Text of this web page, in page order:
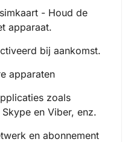
- Houd de
apparaat.
bij aankomst.
apparaten
zoals
en Viber, enz.
en abonnement